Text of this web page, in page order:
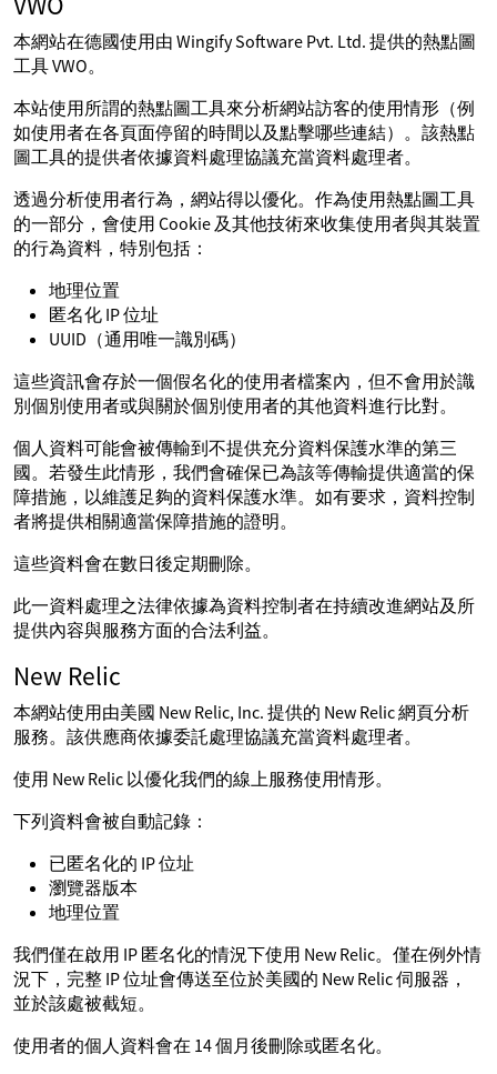
本網站在德國使用由 Wingify Software Pvt. Ltd. 提供的熱點圖
工具 VWO。
本站使用所謂的熱點圖工具來分析網站訪客的使用情形（例
如使用者在各頁面停留的時間以及點擊哪些連結）。該熱點
圖工具的提供者依據資料處理協議充當資料處理者。
透過分析使用者行為，網站得以優化。作為使用熱點圖工具
的一部分，會使用 Cookie 及其他技術來收集使用者與其裝置
的行為資料，特別包括：
地理位置
匿名化 IP 位址
UUID（通用唯一識別碼）
這些資訊會存於一個假名化的使用者檔案內，但不會用於識
別個別使用者或與關於個別使用者的其他資料進行比對。
個人資料可能會被傳輸到不提供充分資料保護水準的第三
國。若發生此情形，我們會確保已為該等傳輸提供適當的保
障措施，以維護足夠的資料保護水準。如有要求，資料控制
者將提供相關適當保障措施的證明。
這些資料會在數日後定期刪除。
此一資料處理之法律依據為資料控制者在持續改進網站及所
提供內容與服務方面的合法利益。
New Relic
本網站使用由美國 New Relic, Inc. 提供的 New Relic 網頁分析
服務。該供應商依據委託處理協議充當資料處理者。
使用 New Relic 以優化我們的線上服務使用情形。
下列資料會被自動記錄：
已匿名化的 IP 位址
瀏覽器版本
地理位置
我們僅在啟用 IP 匿名化的情況下使用 New Relic。僅在例外情
況下，完整 IP 位址會傳送至位於美國的 New Relic 伺服器，
並於該處被截短。
使用者的個人資料會在 14 個月後刪除或匿名化。